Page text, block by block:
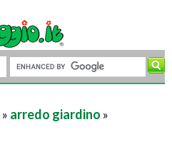
» arredo giardino »